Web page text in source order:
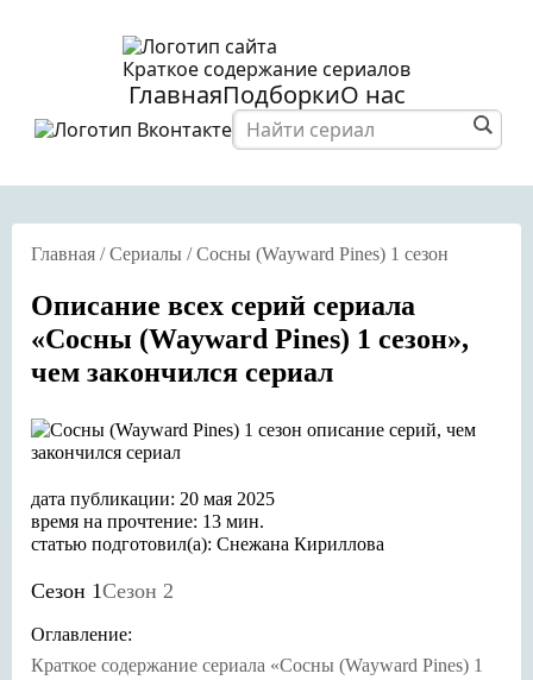
Краткое содержание сериалов
ГлавнаяПодборкиО нас
Главная /Сериалы /Сосны (Wayward Pines) 1 сезон
Описание всех серий сериала
«Сосны (Wayward Pines) 1 сезон»,
чем закончился сериал
дата публикации: 20 мая 2025
время на прочтение: 13 мин.
статью подготовил(а): Снежана Кириллова
Сезон 1Сезон 2
Оглавление:
Краткое содержание сериала «Сосны (Wayward Pines) 1